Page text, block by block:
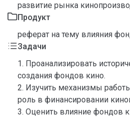
развитие рынка
Продукт
реферат на тему влияния
Задачи
1. Проанализировать
создания фондов кино.
2. Изучить механизмы
роль в финансировании
3. Оценить влияние фондов